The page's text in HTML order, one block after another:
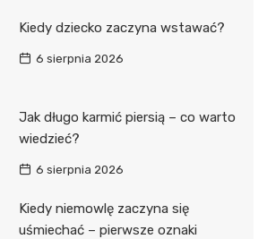
Kiedy dziecko zaczyna wstawać?
6 sierpnia 2026
Jak długo karmić piersią – co warto
wiedzieć?
6 sierpnia 2026
Kiedy niemowlę zaczyna się
uśmiechać – pierwsze oznaki